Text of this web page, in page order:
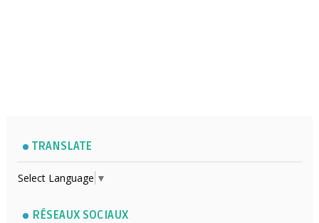
TRANSLATE
Select Language ▼
RÉSEAUX SOCIAUX